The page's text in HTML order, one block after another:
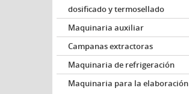
dosificado y termosellado
Maquinaria auxiliar
Campanas extractoras
Maquinaria de refrigeración
Maquinaria para la elaboración